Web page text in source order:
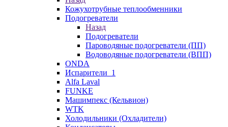
Кожухотрубные теплообменники
Подогреватели
Назад
Подогреватели
Пароводяные подогреватели (ПП)
Водоводяные подогреватели (ВПП)
ONDA
Испарители_1
Alfa Laval
FUNKE
Машимпекс (Кельвион)
WTK
Холодильники (Охладители)